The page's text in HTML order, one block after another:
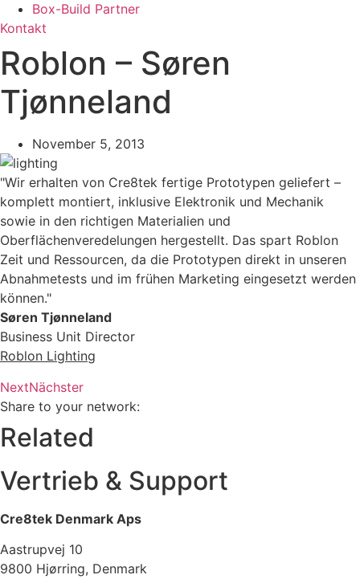
Box-Build Partner
Kontakt
Roblon – Søren
Tjønneland
November 5, 2013
"Wir erhalten von Cre8tek fertige Prototypen geliefert –
komplett montiert, inklusive Elektronik und Mechanik
sowie in den richtigen Materialien und
Oberflächenveredelungen hergestellt. Das spart Roblon
Zeit und Ressourcen, da die Prototypen direkt in unseren
Abnahmetests und im frühen Marketing eingesetzt werden
können."
Søren Tjønneland
Business Unit Director
Roblon Lighting
NextNächster
Share to your network:
Related
Vertrieb & Support
Cre8tek Denmark Aps
Aastrupvej 10
9800 Hjørring, Denmark